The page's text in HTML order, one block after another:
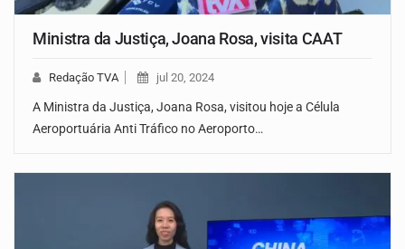
Ministra da Justiça, Joana Rosa, visita CAAT
Redação TVA jul 20, 2024
A Ministra da Justiça, Joana Rosa, visitou hoje a Célula
Aeroportuária Anti Tráfico no Aeroporto…